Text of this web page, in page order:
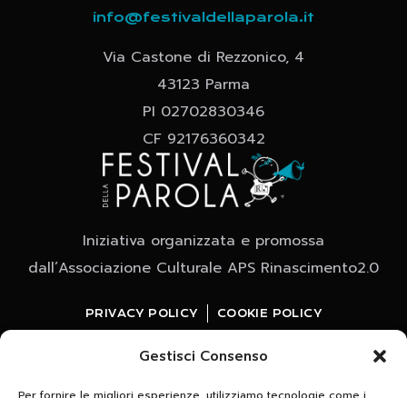
Gestisci Consenso
info@festivaldellaparola.it
Via Castone di Rezzonico, 4
43123 Parma
PI 02702830346
CF 92176360342
Iniziativa organizzata e promossa
dall’Associazione Culturale APS Rinascimento2.0
PRIVACY POLICY COOKIE POLICY